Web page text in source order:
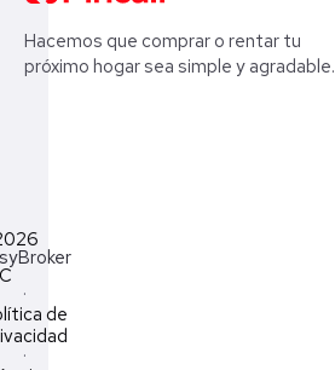
Hacemos que comprar o rentar tu
próximo hogar sea simple y agradable.
·
de
·